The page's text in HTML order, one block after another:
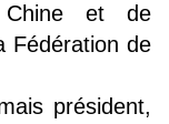
Chine et de
Fédération de
président,